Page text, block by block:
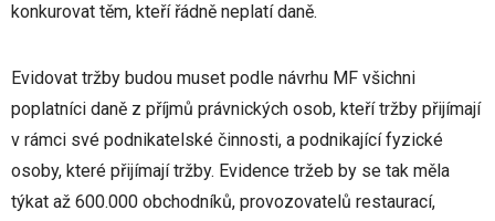
konkurovat těm, kteří řádně neplatí daně.
Evidovat tržby budou muset podle návrhu MF všichni
poplatníci daně z příjmů právnických osob, kteří tržby přijímají
v rámci své podnikatelské činnosti, a podnikající fyzické
osoby, které přijímají tržby. Evidence tržeb by se tak měla
týkat až 600.000 obchodníků, provozovatelů restaurací,